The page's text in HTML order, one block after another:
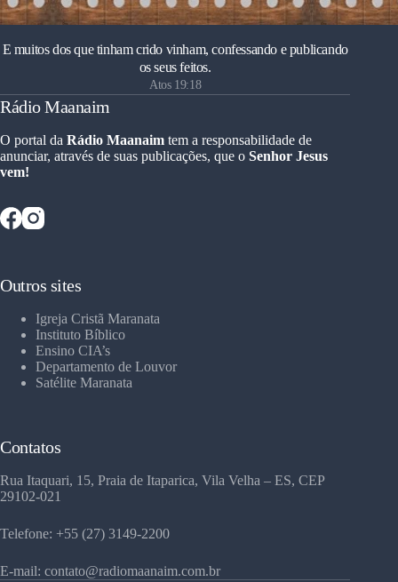
E muitos dos que tinham crido vinham, confessando e publicando
os seus feitos.
Atos 19:18
Rádio Maanaim
O portal da Rádio Maanaim tem a responsabilidade de
anunciar, através de suas publicações, que o Senhor Jesus
vem!
Outros sites
Igreja Cristã Maranata
Instituto Bíblico
Ensino CIA’s
Departamento de Louvor
Satélite Maranata
Contatos
Rua Itaquari, 15, Praia de Itaparica, Vila Velha – ES, CEP
29102-021
Telefone: +55 (27) 3149-2200
E-mail: contato@radiomaanaim.com.br